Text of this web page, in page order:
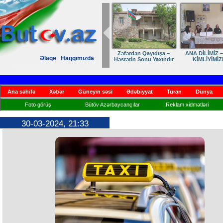
Əlaqə Haqqımızda
Zəfərdən Qayıdışa –
Həsrətin Sonu Yaxındır
ANA DİLİMİZ
Ana səhifə Xəbər Güneyin səsi Ədəbiyyat Turan Dünya
Foto görüş Bütöv Azərbaycançılar Reklam xidmətləri
30-03-2024, 21:33